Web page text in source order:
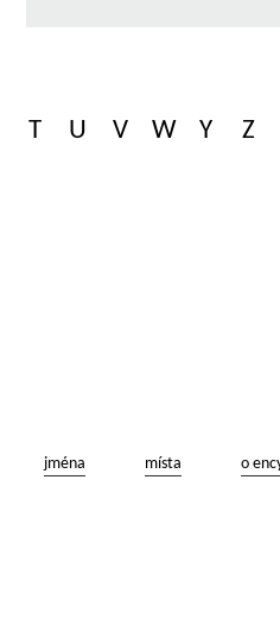
T U V W Y Z
jména místa o